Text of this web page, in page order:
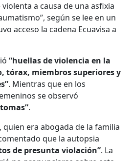
a causa de una asfixia
según se lee en un
acceso la cadena Ecuavisa a
“huellas de violencia en la
tórax, miembros superiores y
. Mientras que en los
se observó
.
quien era abogada de la familia
que la autopsia
de presunta violación”. La